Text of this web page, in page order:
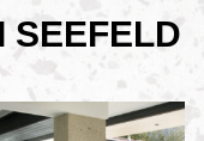
SEEFELD